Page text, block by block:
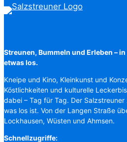
Streunen, Bummeln und Erleben –
etwas los.
Kneipe und Kino, Kleinkunst und
Köstlichkeiten und kulturelle
dabei – Tag für Tag. Der
was los ist. Von der Langen Straße
Lockhausen, Wüsten und Ahmsen.
Schnellzugriffe: